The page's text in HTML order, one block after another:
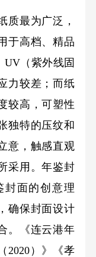
最为广泛，
于高档、精品
（紫外线固
力较差；而纸
较高，可塑性
独特的压纹和
意，触感直观
采用。年鉴封
封面的创意理
确保封面设计
。《连云港年
2020）》《孝